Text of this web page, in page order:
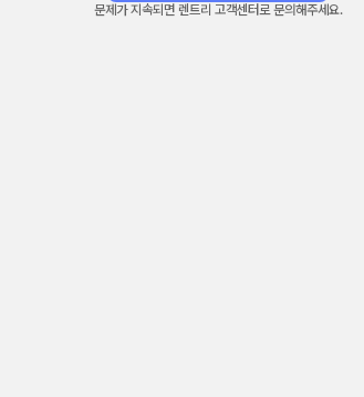
문제가 지속되면 렌트리 고객센터로 문의해주세요.